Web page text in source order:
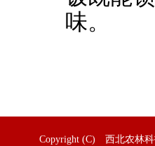
味。
Copyright (C) 西北农林